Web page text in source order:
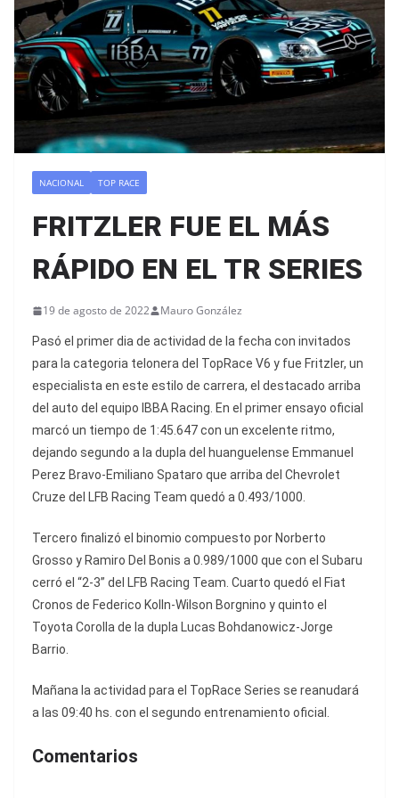
NACIONAL TOP RACE
FRITZLER FUE EL MÁS
RÁPIDO EN EL TR SERIES
19 de agosto de 2022 Mauro González
Pasó el primer dia de actividad de la fecha con invitados
para la categoria telonera del TopRace V6 y fue Fritzler, un
especialista en este estilo de carrera, el destacado arriba
del auto del equipo IBBA Racing. En el primer ensayo oficial
marcó un tiempo de 1:45.647 con un excelente ritmo,
dejando segundo a la dupla del huanguelense Emmanuel
Perez Bravo-Emiliano Spataro que arriba del Chevrolet
Cruze del LFB Racing Team quedó a 0.493/1000.
Tercero finalizó el binomio compuesto por Norberto
Grosso y Ramiro Del Bonis a 0.989/1000 que con el Subaru
cerró el “2-3” del LFB Racing Team. Cuarto quedó el Fiat
Cronos de Federico Kolln-Wilson Borgnino y quinto el
Toyota Corolla de la dupla Lucas Bohdanowicz-Jorge
Barrio.
Mañana la actividad para el TopRace Series se reanudará
a las 09:40 hs. con el segundo entrenamiento oficial.
Comentarios